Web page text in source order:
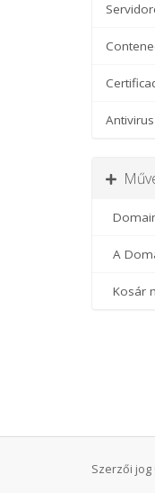
A
Kosár
Szerzői jog